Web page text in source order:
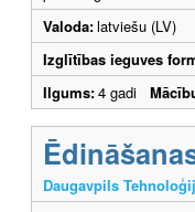
Valoda:latviešu (LV)
Izglītības ieguves
Ilgums:4 gadi
Daugavpils